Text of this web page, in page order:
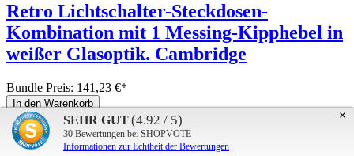
Retro Lichtschalter-Steckdosen-
Kombination mit 1 Messing-Kipphebel in
weißer Glasoptik. Cambridge
Bundle Preis: 141,23 €*
In den Warenkorb
Bundle ×
SEHR GUT(4.92 / 5)
30 Bewertungen bei SHOPVOTE
Informationen zur Echtheit der Bewertungen